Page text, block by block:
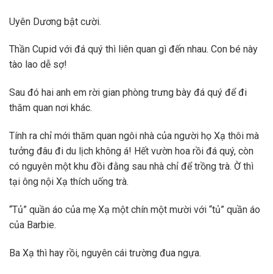
Uyên Dương bật cười.
Thần Cupid với đá quý thì liên quan gì đến nhau. Con bé này
tào lao dễ sợ!
Sau đó hai anh em rời gian phòng trưng bày đá quý để đi
thăm quan nơi khác.
Tính ra chỉ mới thăm quan ngôi nhà của người họ Xạ thôi mà
tưởng đâu đi du lịch không á! Hết vườn hoa rồi đá quý, còn
có nguyên một khu đồi đằng sau nhà chỉ để trồng trà. Ờ thì
tại ông nội Xạ thích uống trà.
“Tủ” quần áo của mẹ Xạ một chín một mười với “tủ” quần áo
của Barbie.
Ba Xạ thì hay rồi, nguyên cái trường đua ngựa.